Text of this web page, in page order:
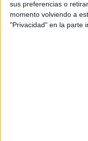
sus preferencias o
momento volviendo a
"Privacidad" en la parte
la protección y la
“durante unos días en